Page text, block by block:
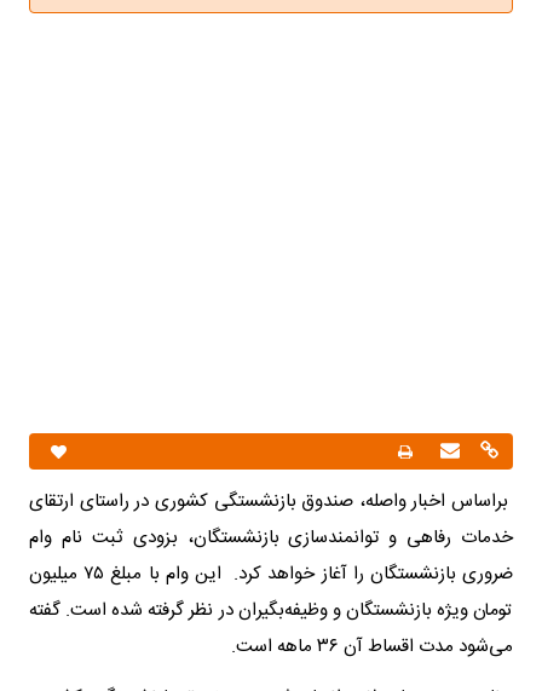
براساس اخبار واصله، صندوق بازنشستگی کشوری در راستای ارتقای
خدمات رفاهی و توانمندسازی بازنشستگان، بزودی ثبت نام وام
ضروری بازنشستگان را آغاز خواهد کرد. این وام با مبلغ ۷۵ میلیون
تومان ویژه بازنشستگان و وظیفه‌بگیران در نظر گرفته شده است. گفته
می‌شود مدت اقساط آن ۳۶ ماهه است.